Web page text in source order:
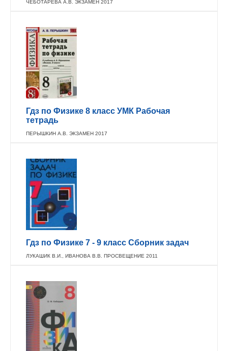
ЧЕБОТАРЕВА А.В. ЭКЗАМЕН 2017
Гдз по Физике 8 класс УМК Рабочая
тетрадь
ПЕРЫШКИН А.В. ЭКЗАМЕН 2017
Гдз по Физике 7 - 9 класс Сборник задач
ЛУКАШИК В.И., ИВАНОВА В.В. ПРОСВЕЩЕНИЕ 2011